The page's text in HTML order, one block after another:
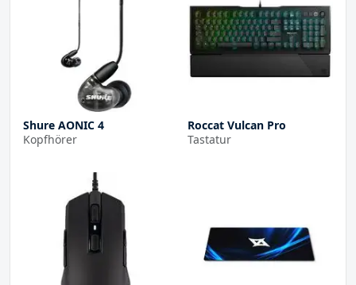
Shure AONIC 4
Kopfhörer
Roccat Vulcan Pro
Tastatur